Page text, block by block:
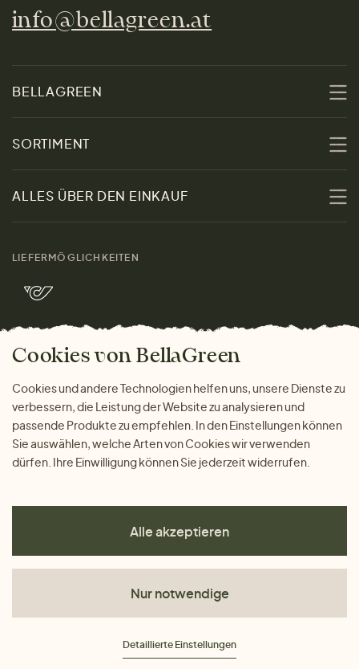
info@bellagreen.at
BELLAGREEN
Nachhaltigkeit
Kontakt
Marken
Bella Green Magazin
SORTIMENT
Damen
Herren
Wohnen
Geschenke
ALLES ÜBER DEN EINKAUF
Warum bei uns einkaufen
LIEFERMÖGLICHKEITEN
ZAHLUNGSMÖGLICHKEITEN
Impressum Cookies
Cookies von BellaGreen
Cookies und andere Technologien helfen uns, unsere Dienste zu
verbessern, die Leistung der Website zu analysieren und
passende Produkte zu empfehlen. In den Einstellungen können
Sie auswählen, welche Arten von Cookies wir verwenden
dürfen. Ihre Einwilligung können Sie jederzeit widerrufen.
Alle akzeptieren
Nur notwendige
Detaillierte Einstellungen